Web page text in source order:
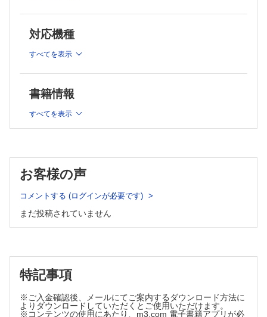
Nathanson，原田 大】
老化した卵母細胞のなかで小さな染色体が分配異常になる原因の解明
皮質視床ネットワークによる意図的な心拍数制御【吉本愛梨，池谷裕
AZIN1のA-to-I編集によるポリアミン代謝の制御は急性腎障害後の組織
ひとり科学リテラシー向上委員会【吉森 保】
ラボ百景
コラボと多様性を軸にユビキチンの根本原理に挑む【池田史代】
クローズアップ実験法
PECAbを用いた多重性の高い連続免疫染色【富松航佑，大川恭行】
人が環境を創り，環境が人を育む―Department of Biomedical
Opinion-研究の現場から
バイオでパズる！
ループでつなごう【山田力志】
大規模かつマルチモーダルなライフサイエンスのデータ統合
［特別コラム］創薬プロセスを革新するDX基盤【奥野恭
史】
生命科学・創薬におけるマルチモーダルAIと基盤モデルへの
展開【小島諒介】
臨床基盤モデル・マルチモーダル基盤モデルの現在地点【戸
﨑泰誠，内野詠一郎，奥野恭史】
褐色脂肪組織とインスリン感受性―BCAA窒素フラックスを
褐色化に伴う脂肪組織線維化の抑制メカニズム【長谷川
豊】
IL-11標的阻害剤は，若さを手に入れる特効薬となるか？
血糖値を自ら感知し，インスリン作用をオン・オフできるイ
ンスリン製剤【神﨑 展】
対応機種
すべてを表示
書籍情報
すべてを表示
お客様の声
コメントする (ログインが必要です)
まだ投稿されていません
特記事項
※ご入金確認後、メールにてご案内するダウンロード方法に
よりダウンロードしていただくとご使用いただけます。
※コンテンツの使用にあたり、m3.com 電子書籍アプリが必